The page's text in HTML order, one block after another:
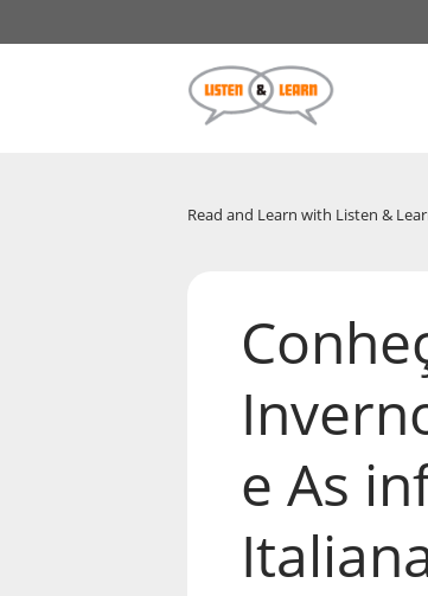
Read and Learn with Listen &
e As